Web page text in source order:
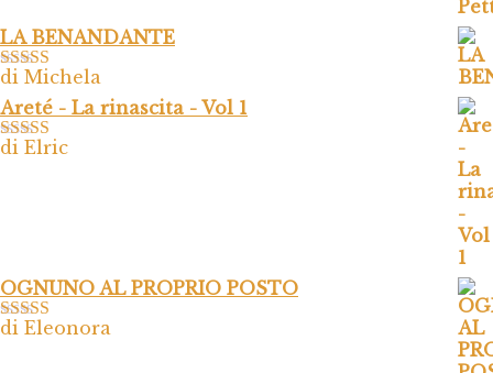
LA BENANDANTE
Valutato5su
5
di Michela
Areté - La rinascita - Vol 1
Valutato5
di Elric
OGNUNO AL PROPRIO POSTO
Valutato5su
di Eleonora